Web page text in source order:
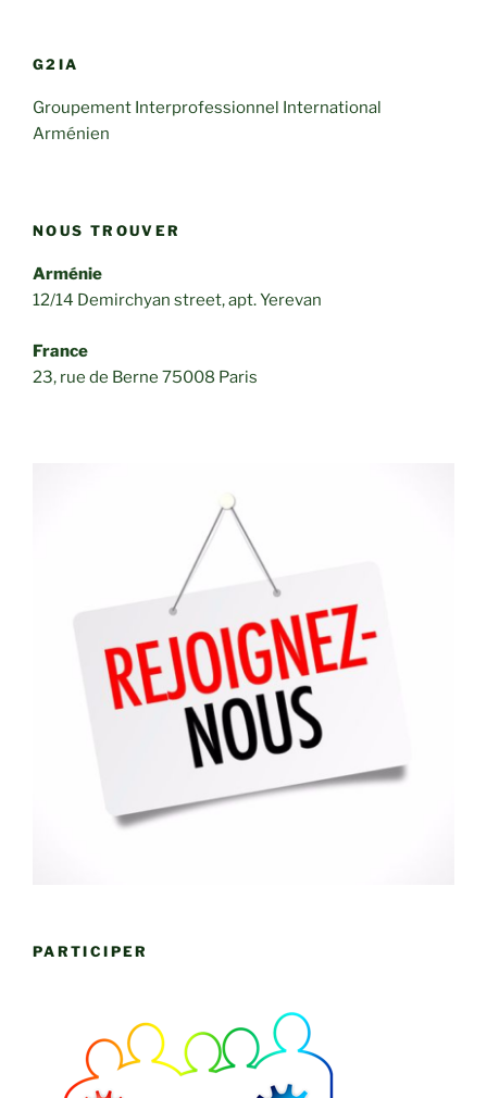
G2IA
Groupement Interprofessionnel International
Arménien
NOUS TROUVER
Arménie
12/14 Demirchyan street, apt. Yerevan
France
23, rue de Berne 75008 Paris
PARTICIPER